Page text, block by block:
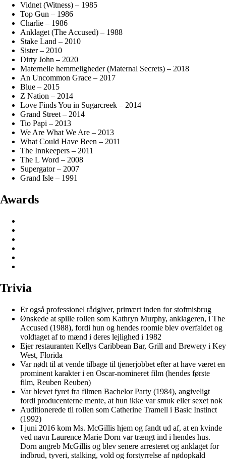
Vidnet (Witness) – 1985
Top Gun – 1986
Charlie – 1986
Anklaget (The Accused) – 1988
Stake Land – 2010
Sister – 2010
Dirty John – 2020
Maternelle hemmeligheder (Maternal Secrets) – 2018
An Uncommon Grace – 2017
Blue – 2015
Z Nation – 2014
Love Finds You in Sugarcreek – 2014
Grand Street – 2014
Tio Papi – 2013
We Are What We Are – 2013
What Could Have Been – 2011
The Innkeepers – 2011
The L Word – 2008
Supergator – 2007
Grand Isle – 1991
Awards
Trivia
Er også professionel rådgiver, primært inden for stofmisbrug
Ønskede at spille rollen som Kathryn Murphy, anklageren, i The
Accused (1988), fordi hun og hendes roomie blev overfaldet og
voldtaget af to mænd i deres lejlighed i 1982
Ejer restauranten Kellys Caribbean Bar, Grill and Brewery i Key
West, Florida
Var nødt til at vende tilbage til tjenerjobbet efter at have været en
prominent karakter i en Oscar-nomineret film (hendes første
film, Reuben Reuben)
Var blevet fyret fra filmen Bachelor Party (1984), angiveligt
fordi producenterne mente, at hun ikke var smuk eller sexet nok
Auditionerede til rollen som Catherine Tramell i Basic Instinct
(1992)
I juni 2016 kom Ms. McGillis hjem og fandt ud af, at en kvinde
ved navn Laurence Marie Dorn var trængt ind i hendes hus.
Dorn angreb McGillis og blev senere arresteret og anklaget for
indbrud, tyveri, stalking, vold og forstyrrelse af nødopkald